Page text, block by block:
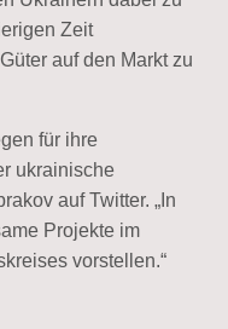
Zeit
auf den Markt zu
für ihre
ukrainische
auf Twitter. „In
Projekte im
vorstellen.“